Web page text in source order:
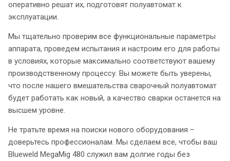
оперативно решат их, подготовят полуавтомат к
эксплуатации.
Мы тщательно проверим все функциональные параметры
аппарата, проведем испытания и настроим его для работы
в условиях, которые максимально соответствуют вашему
производственному процессу. Вы можете быть уверены,
что после нашего вмешательства сварочный полуавтомат
будет работать как новый, а качество сварки останется на
высшем уровне.
Не тратьте время на поиски нового оборудования –
доверьтесь профессионалам. Мы сделаем все, чтобы ваш
Blueweld MegaMig 480 служил вам долгие годы без